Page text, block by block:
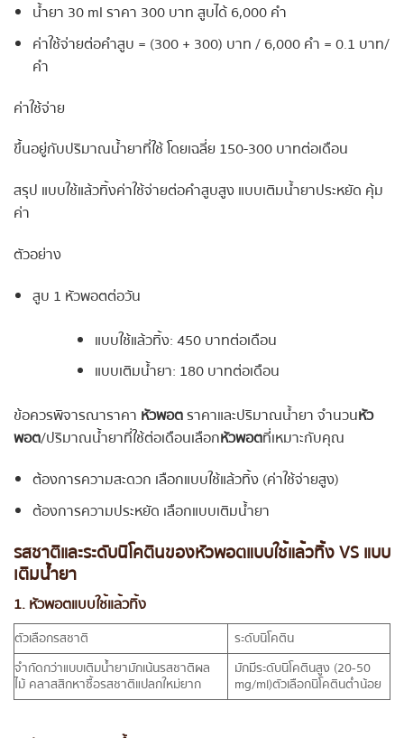
น้ำยา 30 ml ราคา 300 บาท สูบได้ 6,000 คำ
ค่าใช้จ่ายต่อคำสูบ = (300 + 300) บาท / 6,000 คำ = 0.1 บาท/
คำ
ค่าใช้จ่าย
ขึ้นอยู่กับปริมาณน้ำยาที่ใช้ โดยเฉลี่ย 150-300 บาทต่อเดือน
สรุป แบบใช้แล้วทิ้งค่าใช้จ่ายต่อคำสูบสูง แบบเติมน้ำยาประหยัด คุ้ม
ค่า
ตัวอย่าง
สูบ 1 หัวพอตต่อวัน
แบบใช้แล้วทิ้ง: 450 บาทต่อเดือน
แบบเติมน้ำยา: 180 บาทต่อเดือน
ข้อควรพิจารณาราคา หัวพอตราคาและปริมาณน้ำยา จำนวนหัว
พอต/ปริมาณน้ำยาที่ใช้ต่อเดือนเลือกหัวพอตที่เหมาะกับคุณ
ต้องการความสะดวก เลือกแบบใช้แล้วทิ้ง (ค่าใช้จ่ายสูง)
ต้องการความประหยัด เลือกแบบเติมน้ำยา
รสชาติและระดับนิโคตินของหัวพอตแบบใช้แล้วทิ้ง VS แบบ
เติมน้ำยา
1. หัวพอตแบบใช้แล้วทิ้ง
ตัวเลือกรสชาติ
ระดับนิโคติน
จำกัดกว่าแบบเติมน้ำยามักเน้นรสชาติผล
ไม้ คลาสสิกหาซื้อรสชาติแปลกใหม่ยาก
มักมีระดับนิโคตินสูง (20-50
mg/ml)ตัวเลือกนิโคตินต่ำน้อย